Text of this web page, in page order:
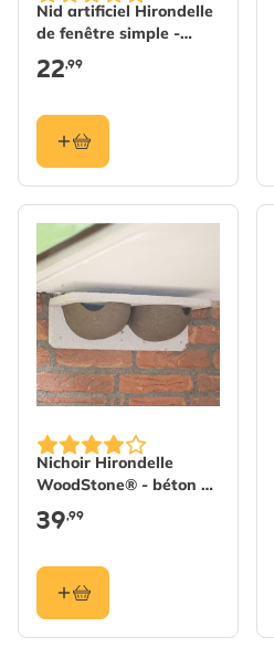
Nid artificiel Hirondelle
de fenêtre simple -
entrée à droite
22,99
Nichoir Hirondelle
WoodStone® - béton de
bois - double
39,99